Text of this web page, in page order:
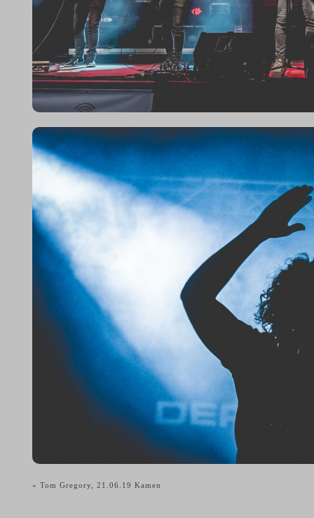
« Tom Gregory, 21.06.19 Kamen